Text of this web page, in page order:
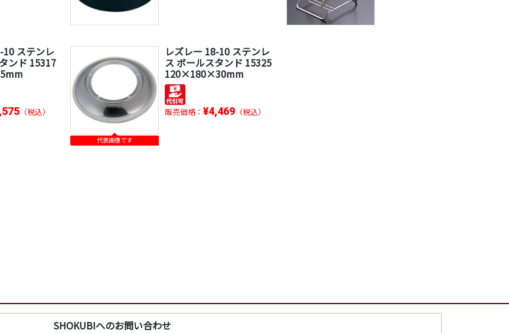
10 ステンレ
ンド 15317
（税込）
代表画像です
レズレー 18-10 ステンレ
ス ボールスタンド 15325
120×180×30mm
販売価格：¥4,469 （税込）
SHOKUBIへのお問い合わせ